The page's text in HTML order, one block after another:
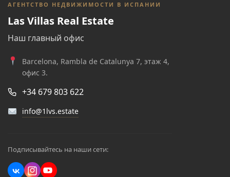
АГЕНТСТВО НЕДВИЖИМОСТИ В ИСПАНИИ
Las Villas Real Estate
Наш главный офис
Barcelona, Rambla de Catalunya 7, этаж 4,
офис 3.
+34 679 803 622
info@1lvs.estate
Подписывайтесь на наши сети: